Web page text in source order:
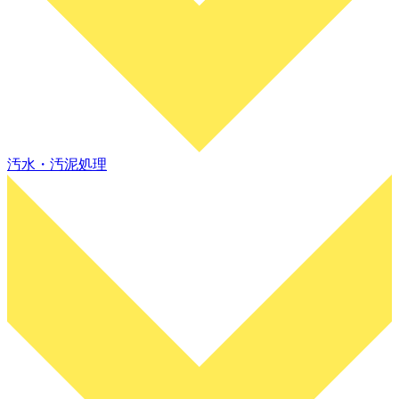
汚水・汚泥処理